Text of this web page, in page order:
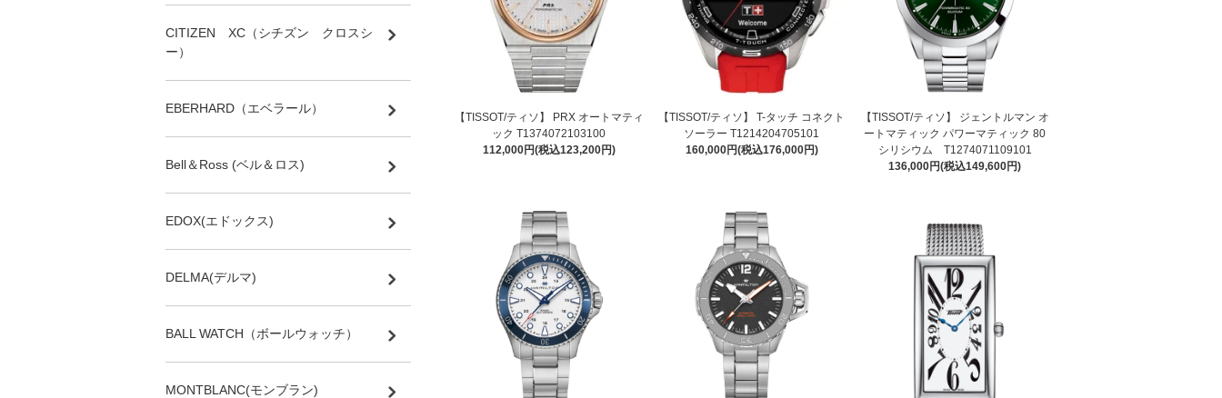
【TISSOT/ティソ】 PRX オートマティ
ック T1374072103100
112,000円(税込123,200円)
【TISSOT/ティソ】 T-タッチ コネクト
ソーラー T1214204705101
160,000円(税込176,000円)
【TISSOT/ティソ】 ジェントルマン オ
ートマティック パワーマティック 80
シリシウム T1274071109101
136,000円(税込149,600円)
CITIZEN XC（シチズン クロスシ
ー）
EBERHARD（エベラール）
Bell＆Ross (ベル＆ロス)
EDOX(エドックス)
DELMA(デルマ)
BALL WATCH（ボールウォッチ）
MONTBLANC(モンブラン)